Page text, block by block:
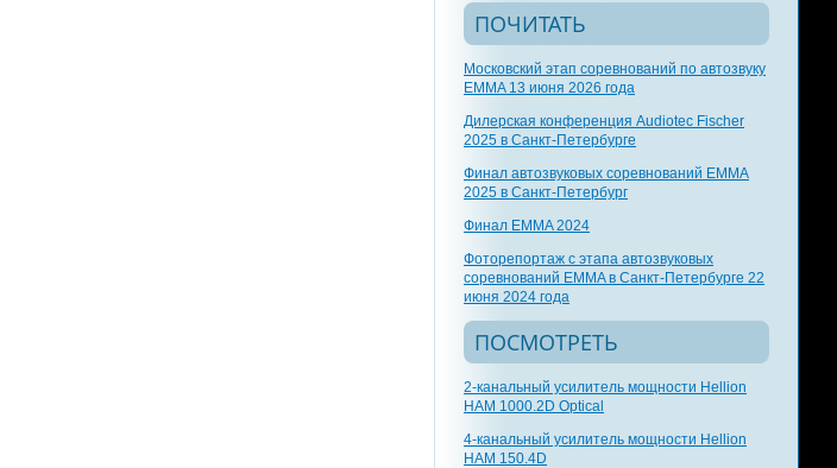
ПОЧИТАТЬ
Московский этап соревнований по автозвуку
EMMA 13 июня 2026 года
Дилерская конференция Audiotec Fischer
2025 в Санкт-Петербурге
Финал автозвуковых соревнований EMMA
2025 в Санкт-Петербург
Финал EMMA 2024
Фоторепортаж с этапа автозвуковых
соревнований EMMA в Санкт-Петербурге 22
июня 2024 года
ПОСМОТРЕТЬ
2-канальный усилитель мощности Hellion
HAM 1000.2D Optical
4-канальный усилитель мощности Hellion
HAM 150.4D